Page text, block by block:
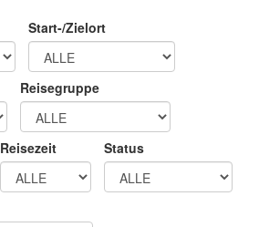
Start-/Zielort
Reisegruppe
Reisezeit Status